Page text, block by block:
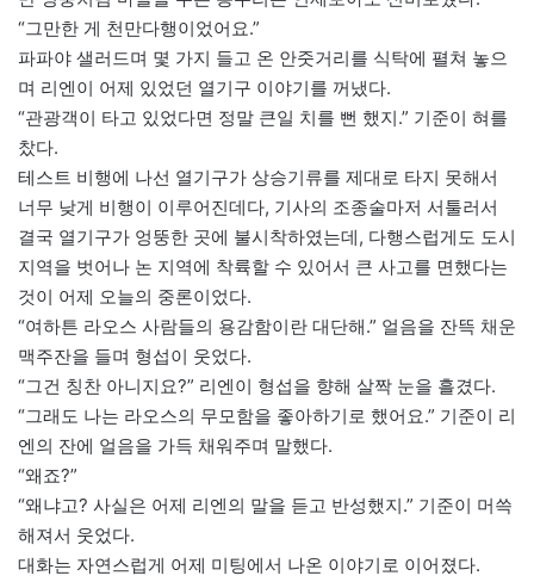
“그만한 게 천만다행이었어요.”
파파야 샐러드며 몇 가지 들고 온 안줏거리를 식탁에 펼쳐 놓으
며 리엔이 어제 있었던 열기구 이야기를 꺼냈다.
“관광객이 타고 있었다면 정말 큰일 치를 뻔 했지.” 기준이 혀를
찼다.
테스트 비행에 나선 열기구가 상승기류를 제대로 타지 못해서
너무 낮게 비행이 이루어진데다, 기사의 조종술마저 서툴러서
결국 열기구가 엉뚱한 곳에 불시착하였는데, 다행스럽게도 도시
지역을 벗어나 논 지역에 착륙할 수 있어서 큰 사고를 면했다는
것이 어제 오늘의 중론이었다.
“여하튼 라오스 사람들의 용감함이란 대단해.” 얼음을 잔뜩 채운
맥주잔을 들며 형섭이 웃었다.
“그건 칭찬 아니지요?” 리엔이 형섭을 향해 살짝 눈을 흘겼다.
“그래도 나는 라오스의 무모함을 좋아하기로 했어요.” 기준이 리
엔의 잔에 얼음을 가득 채워주며 말했다.
“왜죠?”
“왜냐고? 사실은 어제 리엔의 말을 듣고 반성했지.” 기준이 머쓱
해져서 웃었다.
대화는 자연스럽게 어제 미팅에서 나온 이야기로 이어졌다.